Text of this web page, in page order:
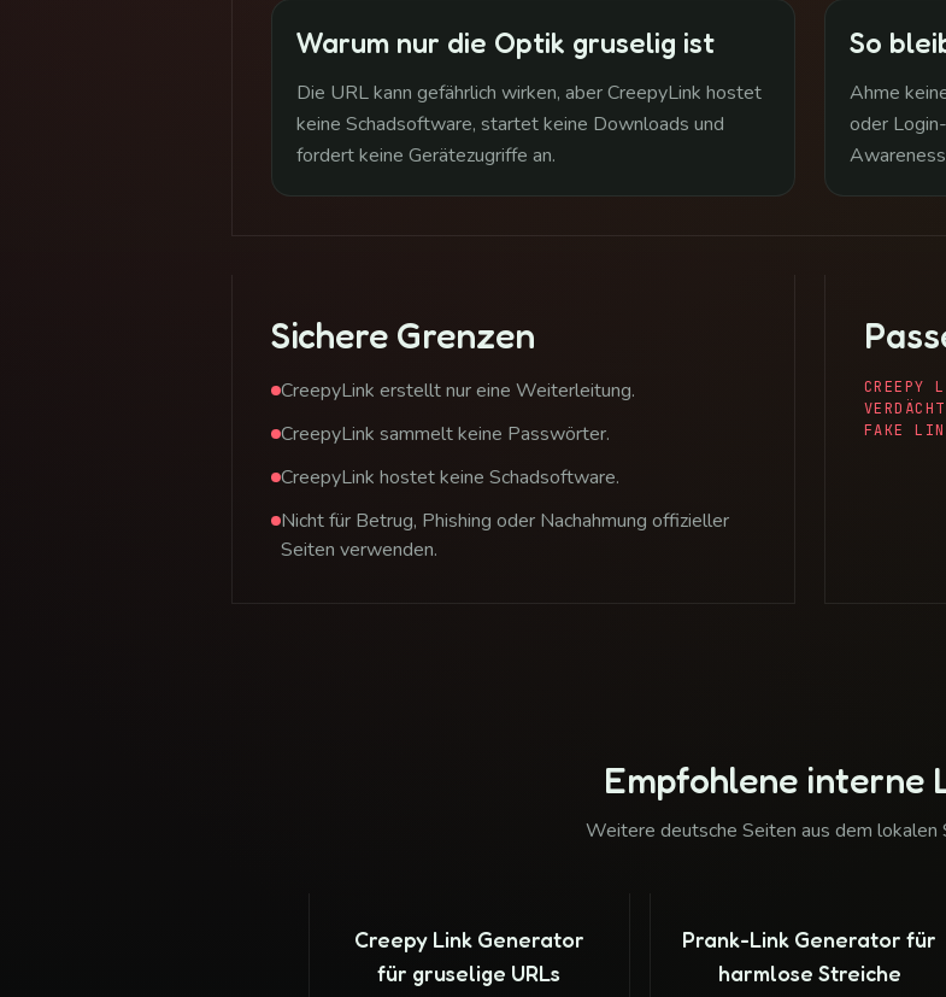
Warum nur die Optik gruselig ist
Die URL kann gefährlich wirken, aber CreepyLink hostet
keine Schadsoftware, startet keine Downloads und
fordert keine Gerätezugriffe an.
So
Ahme
oder
Sichere Grenzen
CreepyLink erstellt nur eine Weiterleitung.
CreepyLink sammelt keine Passwörter.
CreepyLink hostet keine Schadsoftware.
Nicht für Betrug, Phishing oder Nachahmung offizieller
Seiten verwenden.
CREEPY
FAKE
Empfohlene interne
Weitere deutsche Seiten aus dem lokalen
Creepy Link Generator
für gruselige URLs
Prank-Link Generator für
harmlose Streiche